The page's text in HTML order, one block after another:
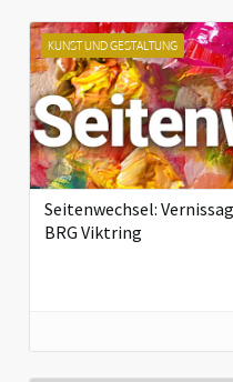
KUNST UND GESTALTUNG
Seitenwechsel:
BRG Viktring